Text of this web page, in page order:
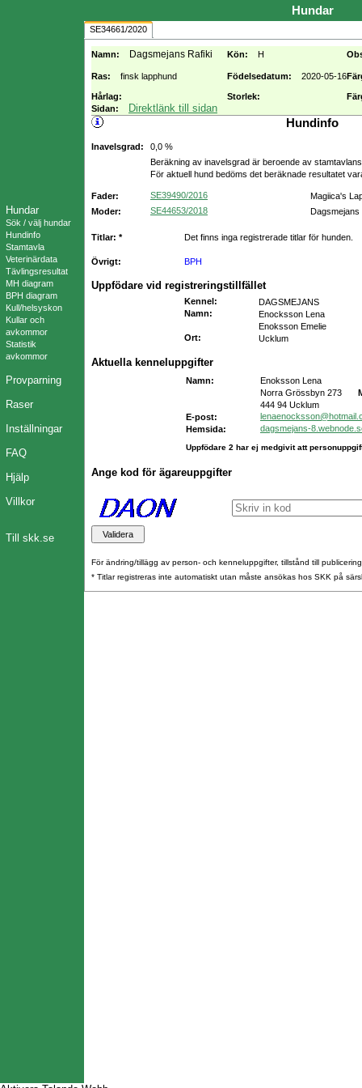
Hundar
Sök / välj hundar
Hundinfo
Stamtavla
Veterinärdata
Tävlingsresultat
MH diagram
BPH diagram
Kull/helsyskon
Kullar och
avkommor
Statistik
avkommor
Provparning
Raser
Inställningar
FAQ
Hjälp
Villkor
Till skk.se
Hundar
SE34661/2020
Namn: Dagsmejans Rafiki Kön: H
Ras: finsk lapphund Födelsedatum: 2020-05-16
Hårlag: Storlek:
Sidan:
Direktlänk till sidan
Hundinfo
Inavelsgrad:
0,0 %
Beräkning av inavelsgrad är beroende av
För aktuell hund bedöms det beräknade resultatet
Fader: SE39490/2016
Magiica's
Moder:
SE44653/2018 Dagsmejans
Titlar: * Det finns inga registrerade titlar för hunden.
Övrigt: BPH
Uppfödare vid registreringstillfället
Kennel :
DAGSMEJANS
Namn:
Enocksson Lena
Enoksson Emelie
Ort: Ucklum
Aktuella kenneluppgifter
Namn:
Enoksson Lena
Norra Grössbyn 273
444 94 Ucklum
E-post:
Hemsida:
dagsmejans-
Uppfödare 2 har ej medgivit att
Ange kod för ägareuppgifter
För ändring/tillägg av person- och kenneluppgifter, tillstånd till
* Titlar registreras inte automatiskt utan måste ansökas hos SKK på